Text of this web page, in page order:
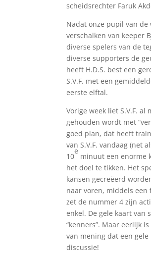
scheidsrechter Faruk
Nadat onze pupil van de
verschalken van keeper
diverse spelers van de
diverse supporters de
heeft H.D.S. best een
S.V.F. met een
eerste elftal.
Vorige week liet S.V.F.
gehouden wordt met
goed plan, dat heeft
van S.V.F. vandaag (net
10
e
minuut een enorme
het doel te tikken. Het
kansen gecreëerd
naar voren, middels een
zet de nummer 4 zijn
enkel. De gele kaart van
“kenners”. Maar eerlijk
van mening dat een
discussie!